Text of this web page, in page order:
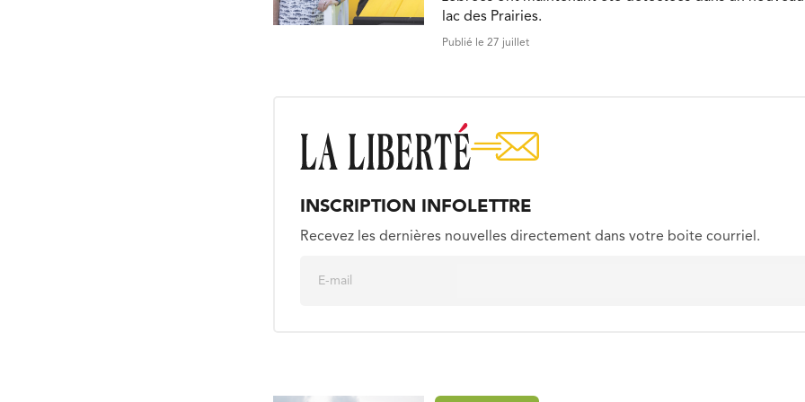
lac des Prairies.
Publié le 27 juillet
INSCRIPTION INFOLETTRE
Recevez les dernières nouvelles directement dans votre boite courriel.